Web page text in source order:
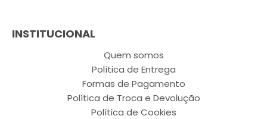
INSTITUCIONAL
Quem somos
Política de Entrega
Formas de Pagamento
Política de Troca e Devolução
Política de Cookies